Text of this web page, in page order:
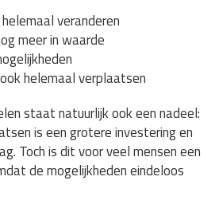
veranderen
meer in waarde
helemaal verplaatsen
staat natuurlijk ook een nadeel:
is een grotere investering en
Toch is dit voor veel mensen een
de mogelijkheden eindeloos